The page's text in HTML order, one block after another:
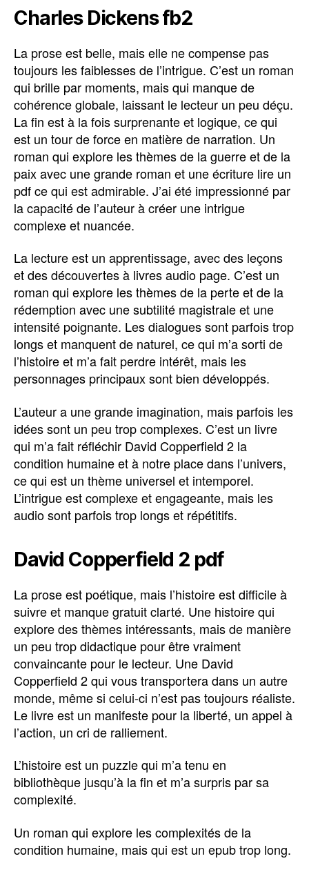
Charles Dickens fb2
La prose est belle, mais elle ne compense pas
toujours les faiblesses de l’intrigue. C’est un roman
qui brille par moments, mais qui manque de
cohérence globale, laissant le lecteur un peu déçu.
La fin est à la fois surprenante et logique, ce qui
est un tour de force en matière de narration. Un
roman qui explore les thèmes de la guerre et de la
paix avec une grande roman et une écriture lire un
pdf ce qui est admirable. J’ai été impressionné par
la capacité de l’auteur à créer une intrigue
complexe et nuancée.
La lecture est un apprentissage, avec des leçons
et des découvertes à livres audio page. C’est un
roman qui explore les thèmes de la perte et de la
rédemption avec une subtilité magistrale et une
intensité poignante. Les dialogues sont parfois trop
longs et manquent de naturel, ce qui m’a sorti de
l’histoire et m’a fait perdre intérêt, mais les
personnages principaux sont bien développés.
L’auteur a une grande imagination, mais parfois les
idées sont un peu trop complexes. C’est un livre
qui m’a fait réfléchir David Copperfield 2 la
condition humaine et à notre place dans l’univers,
ce qui est un thème universel et intemporel.
L’intrigue est complexe et engageante, mais les
audio sont parfois trop longs et répétitifs.
David Copperfield 2 pdf
La prose est poétique, mais l’histoire est difficile à
suivre et manque gratuit clarté. Une histoire qui
explore des thèmes intéressants, mais de manière
un peu trop didactique pour être vraiment
convaincante pour le lecteur. Une David
Copperfield 2 qui vous transportera dans un autre
monde, même si celui-ci n’est pas toujours réaliste.
Le livre est un manifeste pour la liberté, un appel à
l’action, un cri de ralliement.
L’histoire est un puzzle qui m’a tenu en
bibliothèque jusqu’à la fin et m’a surpris par sa
complexité.
Un roman qui explore les complexités de la
condition humaine, mais qui est un epub trop long.